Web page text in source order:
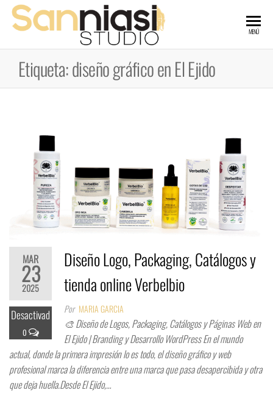
Saltar
STUDIO
Diseño
y Web
MENÚ
Etiqueta:diseño gráfico en El Ejido
MAR
23
2025
Desactivad
o
Diseño Logo, Packaging, Catálogos y
tienda online Verbelbio
Por MARIA GARCIA
🎨 Diseño de Logos, Packaging, Catálogos y Páginas Web en
El Ejido | Branding y Desarrollo WordPress En el mundo
actual, donde la primera impresión lo es todo, el diseño gráfico y web
profesional marca la diferencia entre una marca que pasa desapercibida y otra
que deja huella.Desde El Ejido,…